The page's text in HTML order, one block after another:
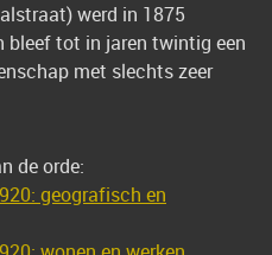
werd in 1875
bleef tot in jaren twintig een
met slechts zeer
de orde:
geografisch en